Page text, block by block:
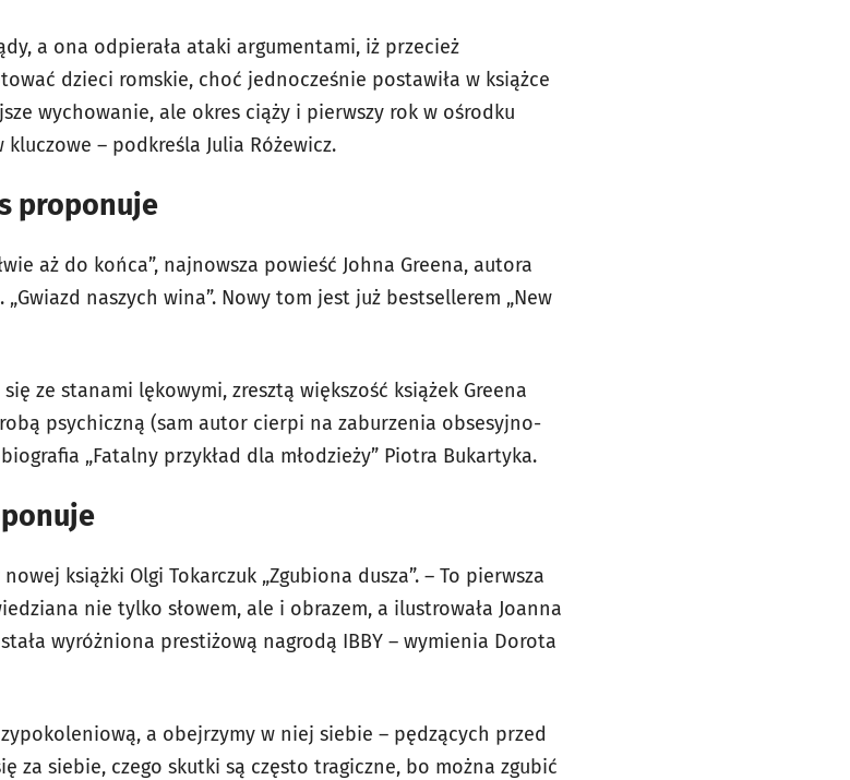
a ona odpierała ataki argumentami, iż przecież
dzieci romskie, choć jednocześnie postawiła w książce
wychowanie, ale okres ciąży i pierwszy rok w ośrodku
– podkreśla Julia Różewicz.
proponuje
aż do końca”, najnowsza powieść Johna Greena, autora
naszych wina”. Nowy tom jest już bestsellerem „New
ze stanami lękowymi, zresztą większość książek Greena
psychiczną (sam autor cierpi na zaburzenia obsesyjno-
„Fatalny przykład dla młodzieży” Piotra Bukartyka.
książki Olgi Tokarczuk „Zgubiona dusza”. – To pierwsza
nie tylko słowem, ale i obrazem, a ilustrowała Joanna
wyróżniona prestiżową nagrodą IBBY – wymienia Dorota
a obejrzymy w niej siebie – pędzących przed
za siebie, czego skutki są często tragiczne, bo można zgubić